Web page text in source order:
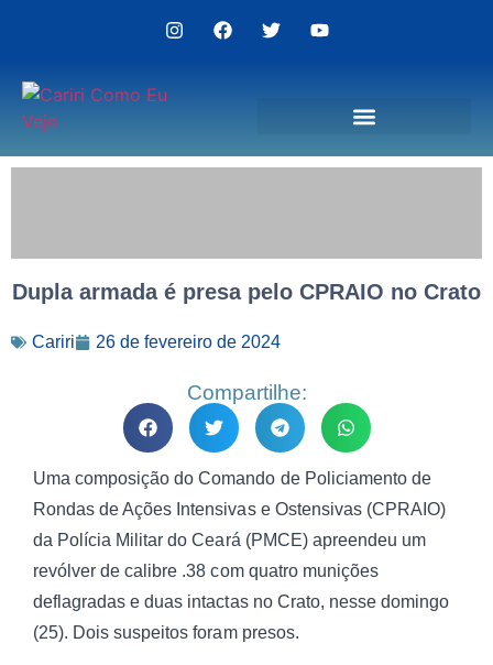
Dupla armada é presa pelo CPRAIO no Crato
Cariri 26 de fevereiro de 2024
Compartilhe:
Uma composição do Comando de Policiamento de
Rondas de Ações Intensivas e Ostensivas (CPRAIO)
da Polícia Militar do Ceará (PMCE) apreendeu um
revólver de calibre .38 com quatro munições
deflagradas e duas intactas no Crato, nesse domingo
(25). Dois suspeitos foram presos.